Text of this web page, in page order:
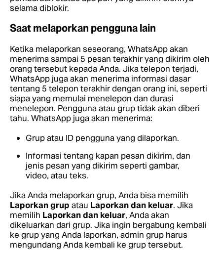
selama diblokir.
Saat melaporkan pengguna lain
Ketika melaporkan seseorang, WhatsApp akan
menerima sampai 5 pesan terakhir yang dikirim oleh
orang tersebut kepada Anda. Jika telepon terjadi,
WhatsApp juga akan menerima informasi dasar
tentang 5 telepon terakhir dengan orang ini, seperti
siapa yang memulai menelepon dan durasi
menelepon. Pengguna atau grup tidak akan diberi
tahu. WhatsApp juga akan menerima:
Grup atau ID pengguna yang dilaporkan.
Informasi tentang kapan pesan dikirim, dan
jenis pesan yang dikirim seperti gambar,
video, atau teks.
Jika Anda melaporkan grup, Anda bisa memilih
Laporkan grup atau Laporkan dan keluar. Jika
memilih Laporkan dan keluar, Anda akan
dikeluarkan dari grup. Jika ingin bergabung kembali
ke grup yang Anda laporkan, admin grup harus
mengundang Anda kembali ke grup tersebut.